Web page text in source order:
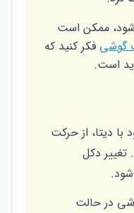
ممکن است
گوشی فکر کنید که
است.
با دیتا، از حرکت
تغییر دکل
در حالت